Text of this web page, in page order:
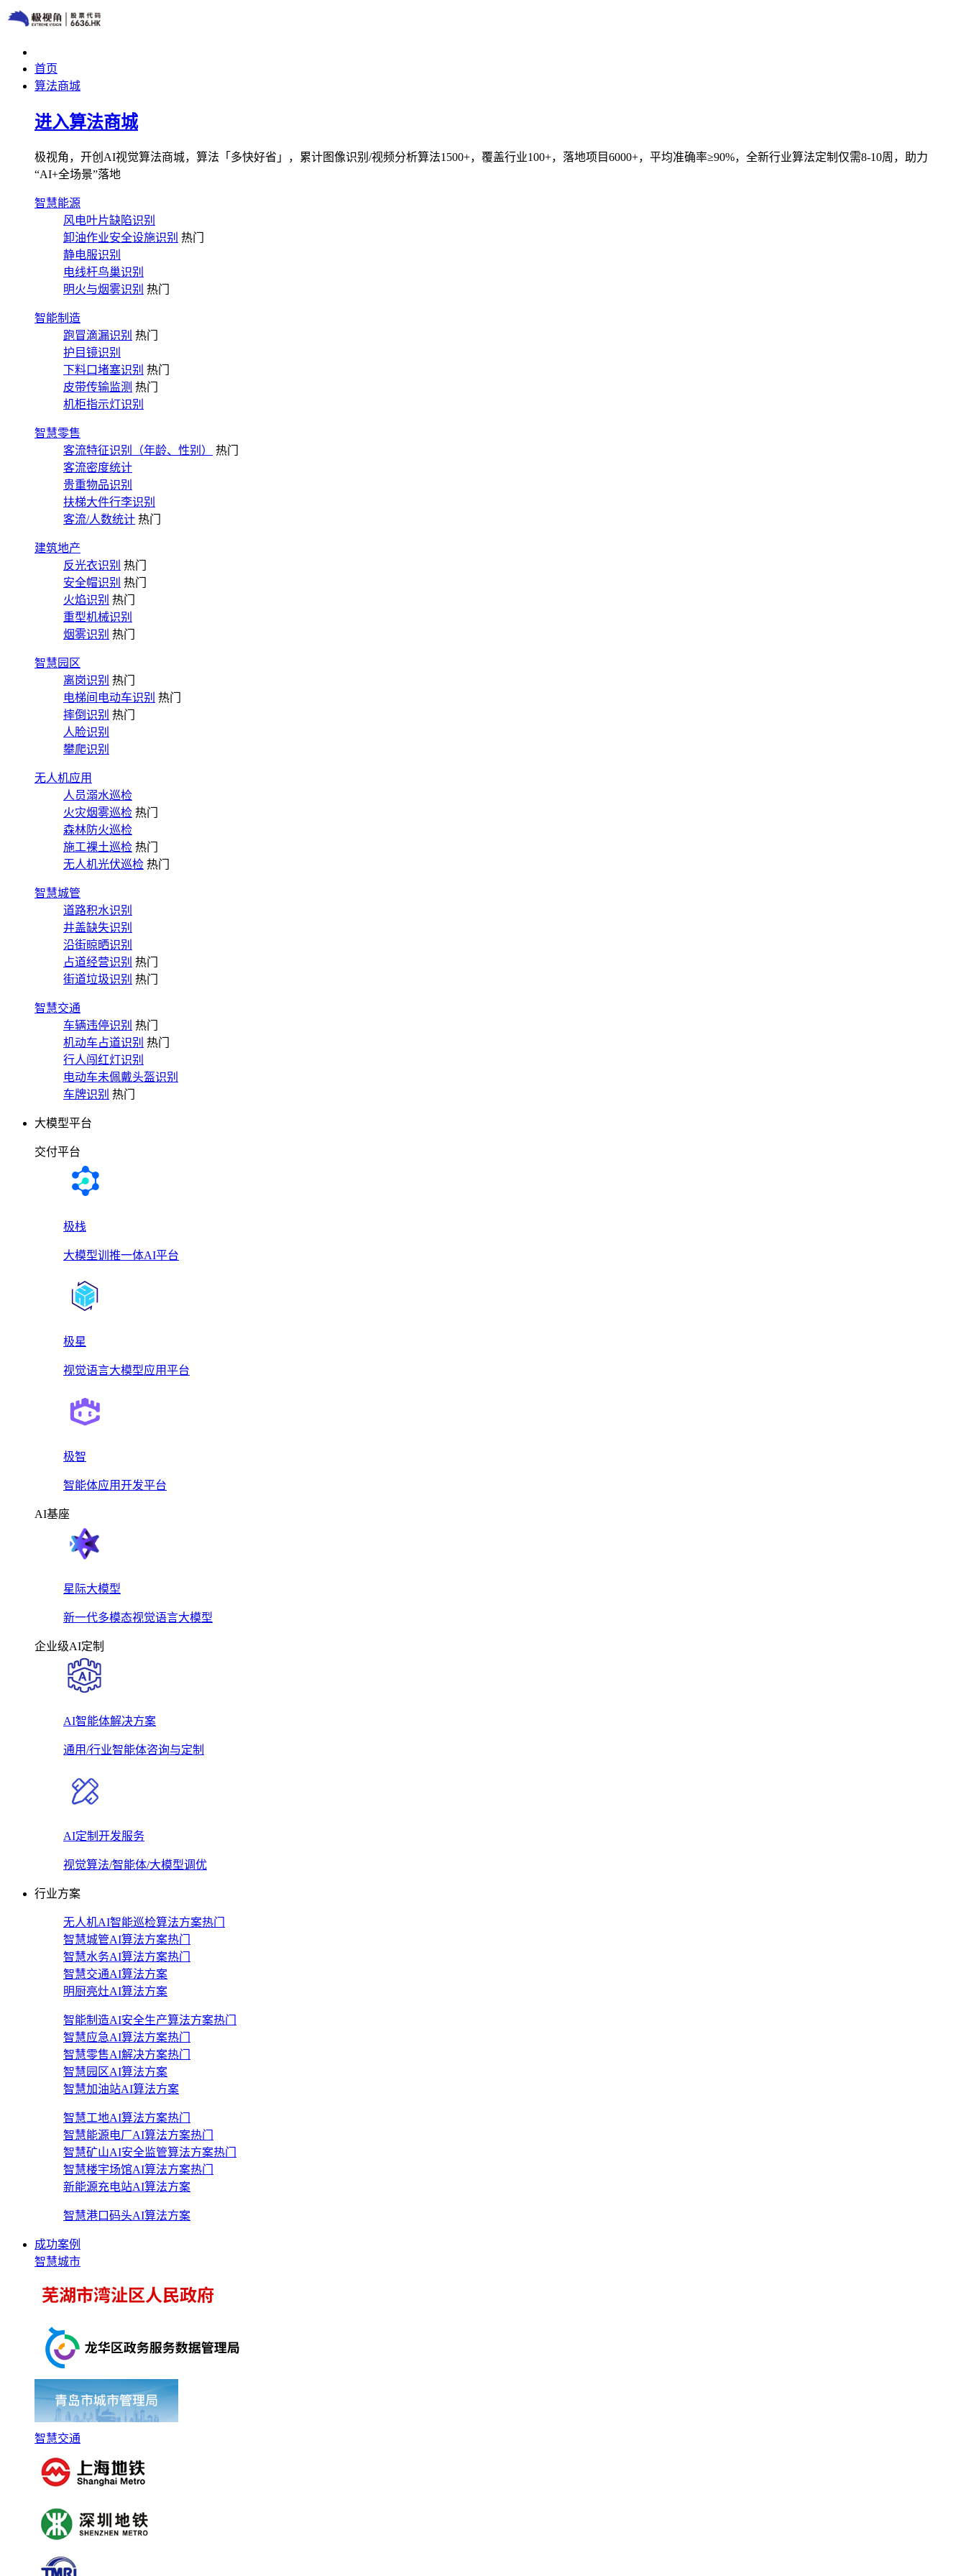
首页
算法商城
进入算法商城
极视角，开创AI视觉算法商城，算法「多快好省」，累计图像识别/视频分析算法1500+，覆盖行业100+，落地项目6000+，平均准确率≥90%，全新行业算法定制仅需8-10周，助力
“AI+全场景”落地
智慧能源
风电叶片缺陷识别
卸油作业安全设施识别 热门
静电服识别
电线杆鸟巢识别
明火与烟雾识别 热门
智能制造
跑冒滴漏识别 热门
护目镜识别
下料口堵塞识别 热门
皮带传输监测 热门
机柜指示灯识别
智慧零售
客流特征识别（年龄、性别）
热门
客流密度统计
贵重物品识别
扶梯大件行李识别
客流/人数统计 热门
建筑地产
反光衣识别 热门
安全帽识别 热门
火焰识别 热门
重型机械识别
烟雾识别 热门
智慧园区
离岗识别 热门
电梯间电动车识别 热门
摔倒识别 热门
人脸识别
攀爬识别
无人机应用
人员溺水巡检
火灾烟雾巡检 热门
森林防火巡检
施工裸土巡检 热门
无人机光伏巡检 热门
智慧城管
道路积水识别
井盖缺失识别
沿街晾晒识别
占道经营识别 热门
街道垃圾识别 热门
智慧交通
车辆违停识别 热门
机动车占道识别 热门
行人闯红灯识别
电动车未佩戴头盔识别
车牌识别 热门
大模型平台
交付平台
极栈
大模型训推一体AI平台
极星
视觉语言大模型应用平台
极智
智能体应用开发平台
AI基座
星际大模型
新一代多模态视觉语言大模型
企业级AI定制
AI智能体解决方案
通用/行业智能体咨询与定制
AI定制开发服务
视觉算法/智能体/大模型调优
行业方案
无人机AI智能巡检算法方案热门
智慧城管AI算法方案热门
智慧水务AI算法方案热门
智慧交通AI算法方案
明厨亮灶AI算法方案
智能制造AI安全生产算法方案热门
智慧应急AI算法方案热门
智慧零售AI解决方案热门
智慧园区AI算法方案
智慧加油站AI算法方案
智慧工地AI算法方案热门
智慧能源电厂AI算法方案热门
智慧矿山AI安全监管算法方案热门
智慧楼宇场馆AI算法方案热门
新能源充电站AI算法方案
智慧港口码头AI算法方案
成功案例
智慧城市
智慧交通